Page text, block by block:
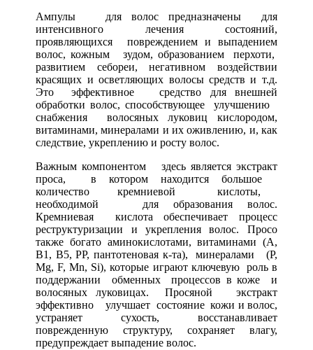
Ампулы для волос предназначены для
интенсивного лечения состояний,
проявляющихся повреждением и выпадением
волос, кожным зудом, образованием перхоти,
развитием себореи, негативном воздействии
красящих и осветляющих волосы средств и т.д.
Это эффективное средство для внешней
обработки волос, способствующее улучшению
снабжения волосяных луковиц кислородом,
витаминами, минералами и их оживлению, и, как
следствие, укреплению и росту волос.
Важным компонентом здесь является экстракт
проса, в котором находится большое
количество кремниевой кислоты,
необходимой для образования волос.
Кремниевая кислота обеспечивает процесс
реструктуризации и укрепления волос. Просо
также богато аминокислотами, витаминами (А,
В1, В5, РР, пантотеновая к-та), минералами (Р,
Mg, F, Mn, Si), которые играют ключевую роль в
поддержании обменных процессов в коже и
волосяных луковицах. Просяной экстракт
эффективно улучшает состояние кожи и волос,
устраняет сухость, восстанавливает
поврежденную структуру, сохраняет влагу,
предупреждает выпадение волос.